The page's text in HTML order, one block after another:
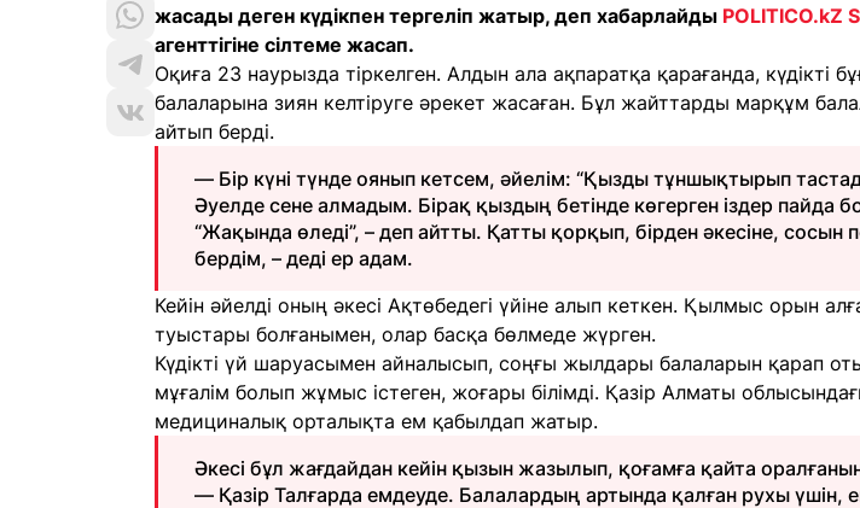
жасады деген күдікпен тергеліп жатыр, деп хабарлайды POLITICO.kZ
агенттігіне сілтеме жасап.
Оқиға 23 наурызда тіркелген. Алдын ала ақпаратқа қарағанда, күдікті
балаларына зиян келтіруге әрекет жасаған. Бұл жайттарды марқұм
айтып берді.
— Бір күні түнде оянып кетсем, әйелім: “Қызды тұншықтырып
Әуелде сене алмадым. Бірақ қыздың бетінде көгерген іздер пайда
“Жақында өледі”, – деп айтты. Қатты қорқып, бірден әкесіне, сосын
бердім, – деді ер адам.
Кейін әйелді оның әкесі Ақтөбедегі үйіне алып кеткен. Қылмыс орын
туыстары болғанымен, олар басқа бөлмеде жүрген.
Күдікті үй шаруасымен айналысып, соңғы жылдары балаларын қарап
мұғалім болып жұмыс істеген, жоғары білімді. Қазір Алматы
медициналық орталықта ем қабылдап жатыр.
Әкесі бұл жағдайдан кейін қызын жазылып, қоғамға қайта
— Қазір Талғарда емдеуде. Балалардың артында қалған рухы үшін,